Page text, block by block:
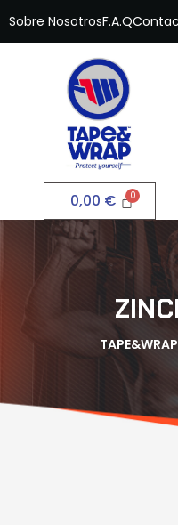
Sobre NosotrosF.A.Q
0,00 €
TAPE&WRAP